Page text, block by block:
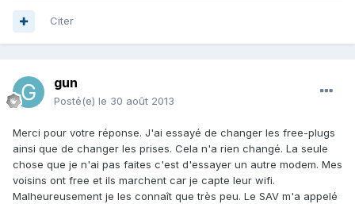
Citer
gun
Posté(e) le 30 août 2013
Merci pour votre réponse. J'ai essayé de changer les free-plugs
ainsi que de changer les prises. Cela n'a rien changé. La seule
chose que je n'ai pas faites c'est d'essayer un autre modem. Mes
voisins ont free et ils marchent car je capte leur wifi.
Malheureusement je les connaît que très peu. Le SAV m'a appelé